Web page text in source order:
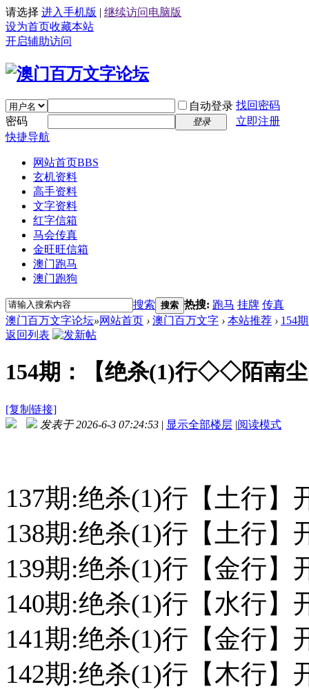
请选择 进入手机版 | 继续访问电脑版
设为首页收藏本站
开启辅助访问
自动登录 找回密码
密码
登录
立即注册
快捷导航
网站首页BBS
玄机资料
高手资料
文字资料
红字信箱
马会传真
金旺旺信箱
澳门跑马
澳门跑狗
搜索 搜索 热搜: 跑马 挂牌 传真
澳门百万文字论坛»网站首页 › 澳门百万文字 › 本站推荐 › 154
返回列表
154期：【绝杀(1)行◇◇陌南
[复制链接]
发表于 2026-6-3 07:24:53 | 显示全部楼层 |阅读模式
137期:绝杀(1)行【土行】
138期:绝杀(1)行【土行】
139期:绝杀(1)行【金行】
140期:绝杀(1)行【水行】
141期:绝杀(1)行【金行】
142期:绝杀(1)行【木行】